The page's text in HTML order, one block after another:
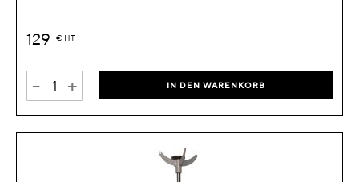
129 € HT
- + IN DEN WARENKORB